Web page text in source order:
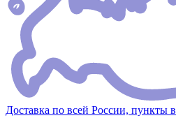
Доставка по всей России, пункты